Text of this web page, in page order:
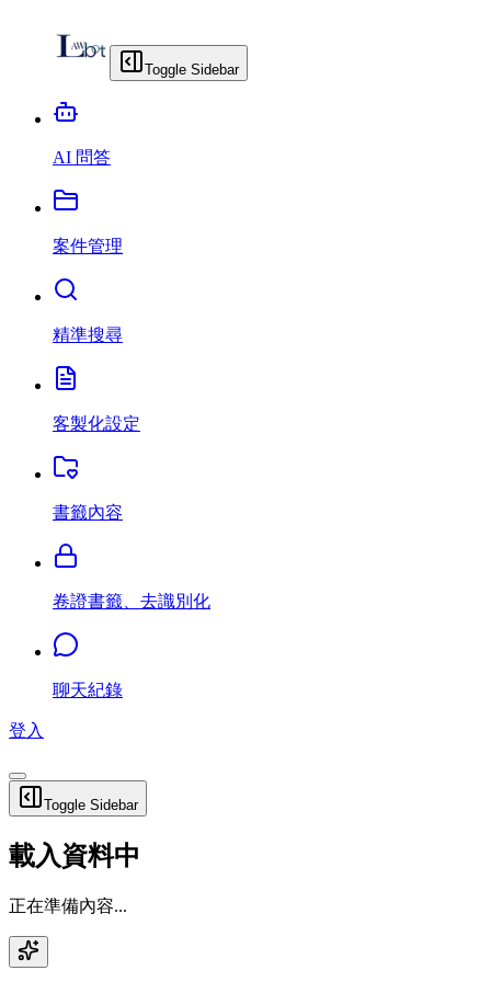
Toggle Sidebar
AI 問答
案件管理
精準搜尋
客製化設定
書籤內容
卷證書籤、去識別化
聊天紀錄
登入
Toggle Sidebar
載入資料中
正在準備內容...